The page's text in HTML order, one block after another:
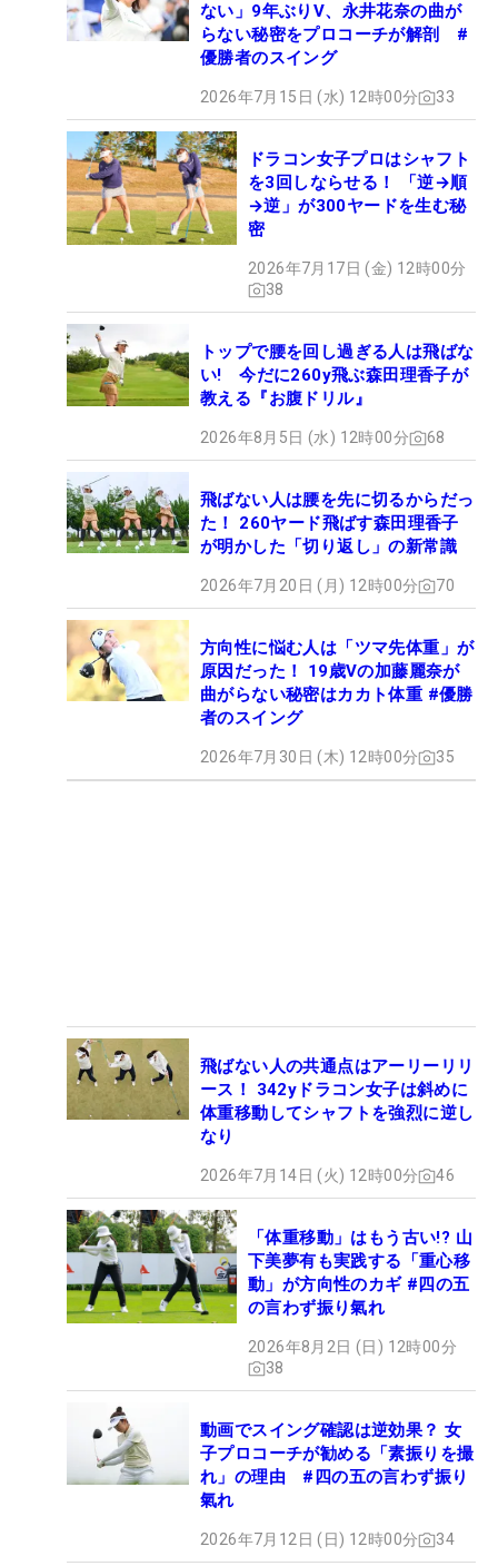
ない」9年ぶりV、永井花奈の曲が
らない秘密をプロコーチが解剖 #
優勝者のスイング
2026年7月15日 (水) 12時00分 33
ドラコン女子プロはシャフト
を3回しならせる！ 「逆→順
→逆」が300ヤードを生む秘
密
2026年7月17日 (金) 12時00分
38
トップで腰を回し過ぎる人は飛ばな
い! 今だに260y飛ぶ森田理香子が
教える『お腹ドリル』
2026年8月5日 (水) 12時00分 68
飛ばない人は腰を先に切るからだっ
た！ 260ヤード飛ばす森田理香子
が明かした「切り返し」の新常識
2026年7月20日 (月) 12時00分 70
方向性に悩む人は「ツマ先体重」が
原因だった！ 19歳Vの加藤麗奈が
曲がらない秘密はカカト体重 #優勝
者のスイング
2026年7月30日 (木) 12時00分 35
飛ばない人の共通点はアーリーリリ
ース！ 342yドラコン女子は斜めに
体重移動してシャフトを強烈に逆し
なり
2026年7月14日 (火) 12時00分 46
「体重移動」はもう古い!? 山
下美夢有も実践する「重心移
動」が方向性のカギ #四の五
の言わず振り氣れ
2026年8月2日 (日) 12時00分
38
動画でスイング確認は逆効果？ 女
子プロコーチが勧める「素振りを撮
れ」の理由 #四の五の言わず振り
氣れ
2026年7月12日 (日) 12時00分 34